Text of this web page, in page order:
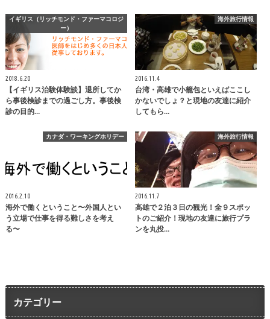
イギリス（リッチモンド・ファーマコロジ
ー）
2018.6.20
【イギリス治験体験談】退所してか
ら事後検診までの過ごし方。事後検
診の目的…
海外旅行情報
2016.11.4
台湾・高雄で小籠包といえばここし
かないでしょ？と現地の友達に紹介
してもら…
カナダ・ワーキングホリデー
2016.2.10
海外で働くということ〜外国人とい
う立場で仕事を得る難しさを考え
る〜
海外旅行情報
2016.11.7
高雄で２泊３日の観光！全９スポッ
トのご紹介！現地の友達に旅行プラ
ンを丸投…
カテゴリー